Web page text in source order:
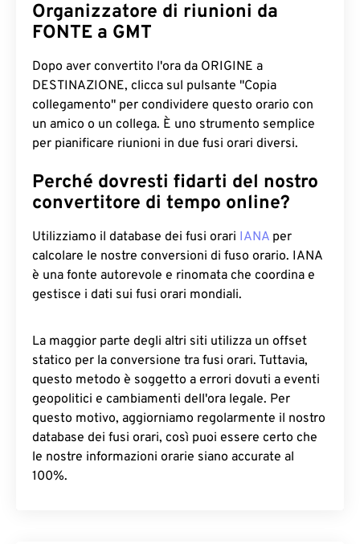
Organizzatore di riunioni da
FONTE a GMT
Dopo aver convertito l'ora da ORIGINE a
DESTINAZIONE, clicca sul pulsante "Copia
collegamento" per condividere questo orario con
un amico o un collega. È uno strumento semplice
per pianificare riunioni in due fusi orari diversi.
Perché dovresti fidarti del nostro
convertitore di tempo online?
Utilizziamo il database dei fusi orari IANA per
calcolare le nostre conversioni di fuso orario. IANA
è una fonte autorevole e rinomata che coordina e
gestisce i dati sui fusi orari mondiali.
La maggior parte degli altri siti utilizza un offset
statico per la conversione tra fusi orari. Tuttavia,
questo metodo è soggetto a errori dovuti a eventi
geopolitici e cambiamenti dell'ora legale. Per
questo motivo, aggiorniamo regolarmente il nostro
database dei fusi orari, così puoi essere certo che
le nostre informazioni orarie siano accurate al
100%.